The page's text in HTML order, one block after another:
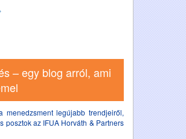
– egy blog arról, ami
menedzsment legújabb trendjeiről,
posztok az IFUA Horváth & Partners